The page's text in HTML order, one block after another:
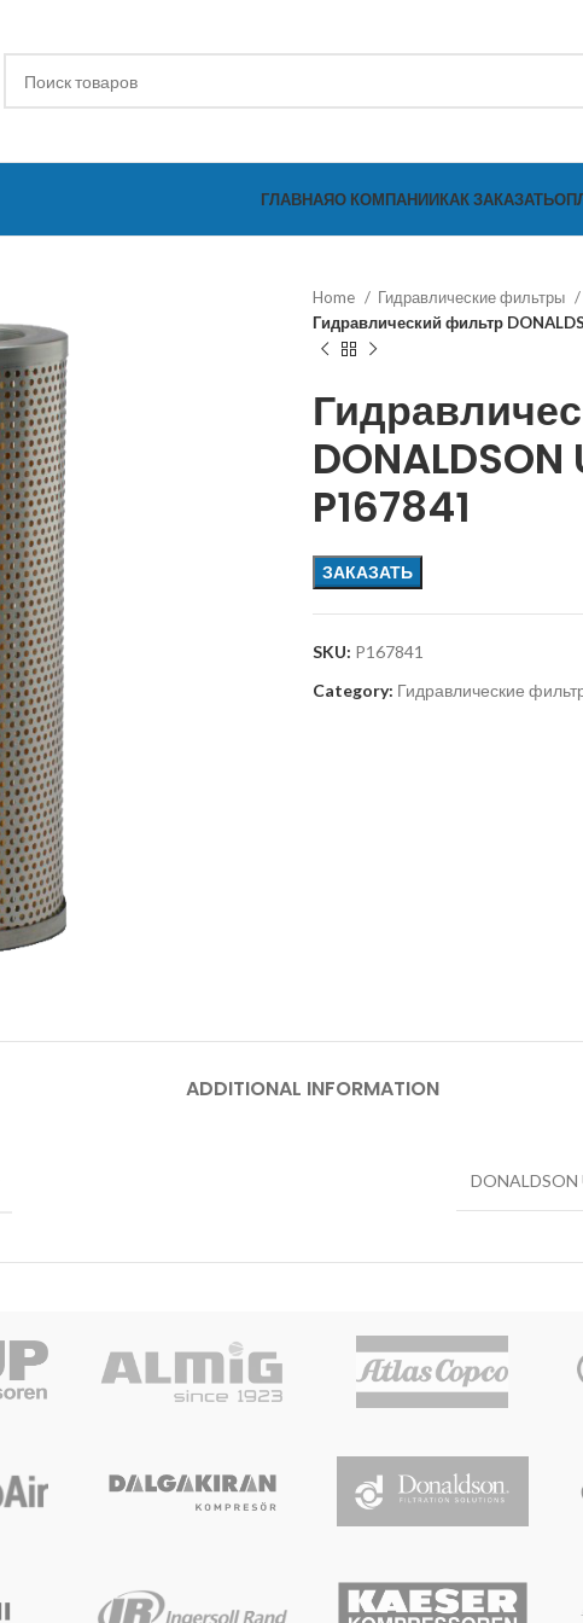
ГЛАВНАЯО КОМПАНИИКАК ЗАКАЗАТЬ
Home
Гидравлические фильтры
Гидравлический фильтр
DONALDSON
P167841
ЗАКАЗАТЬ
SKU: P167841
Category: Гидравлические
ADDITIONAL INFORMATION
DONALDSON